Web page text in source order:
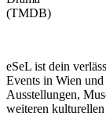
(TMDB)
eSeL ist dein
Events in Wien
Ausstellungen,
weiteren